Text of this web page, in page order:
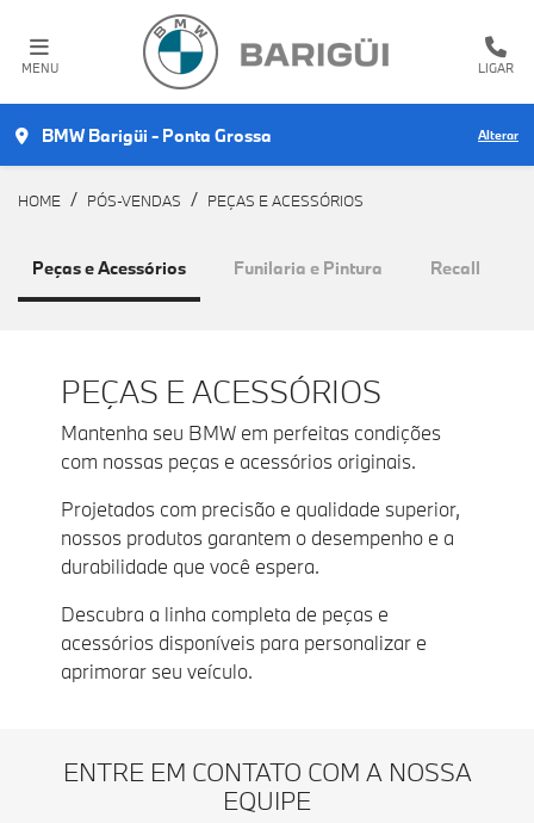
MENU LIGAR
BMW Barigüi - Ponta Grossa Alterar
HOME PÓS-VENDAS PEÇAS E ACESSÓRIOS
Funilaria e Pintura
Peças e Acessórios Recall
PEÇAS E ACESSÓRIOS
Mantenha seu BMW em perfeitas condições
com nossas peças e acessórios originais.
Projetados com precisão e qualidade superior,
nossos produtos garantem o desempenho e a
durabilidade que você espera.
Descubra a linha completa de peças e
acessórios disponíveis para personalizar e
aprimorar seu veículo.
ENTRE EM CONTATO COM A NOSSA
EQUIPE